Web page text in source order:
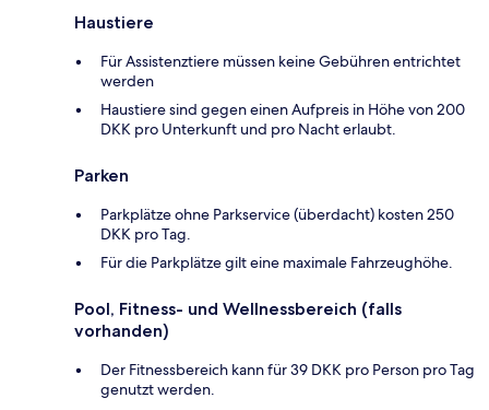
Haustiere
Für Assistenztiere müssen keine Gebühren entrichtet
werden
Haustiere sind gegen einen Aufpreis in Höhe von 200
DKK pro Unterkunft und pro Nacht erlaubt.
Parken
Parkplätze ohne Parkservice (überdacht) kosten 250
DKK pro Tag.
Für die Parkplätze gilt eine maximale Fahrzeughöhe.
Pool, Fitness- und Wellnessbereich (falls
vorhanden)
Der Fitnessbereich kann für 39 DKK pro Person pro Tag
genutzt werden.